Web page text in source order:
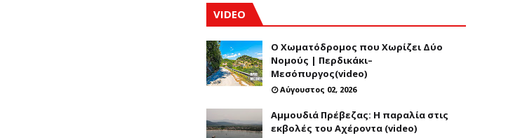
VIDEO
Ο Χωματόδρομος που Χωρίζει Δύο
Νομούς | Περδικάκι–
Μεσόπυργος(video)
Αύγουστος 02, 2026
Αμμουδιά Πρέβεζας: Η παραλία στις
εκβολές του Αχέροντα (video)